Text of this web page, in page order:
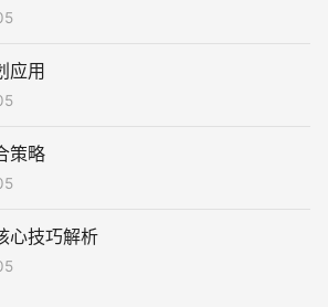
应用
策略
心技巧解析